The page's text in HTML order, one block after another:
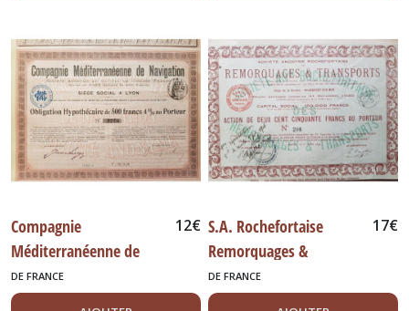
Compagnie
Méditerranéenne de
Navigation, 1906
12€
DE FRANCE
S.A. Rochefortaise
Remorquages &
Transport, 1899
17€
DE FRANCE